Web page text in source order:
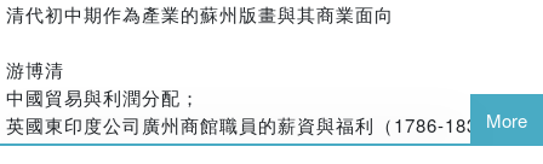
清代初中期作為產業的蘇州版畫與其商業面向
游博清
中國貿易與利潤分配；
英國東印度公司廣州商館職員的薪資與福利（1786-1834）More